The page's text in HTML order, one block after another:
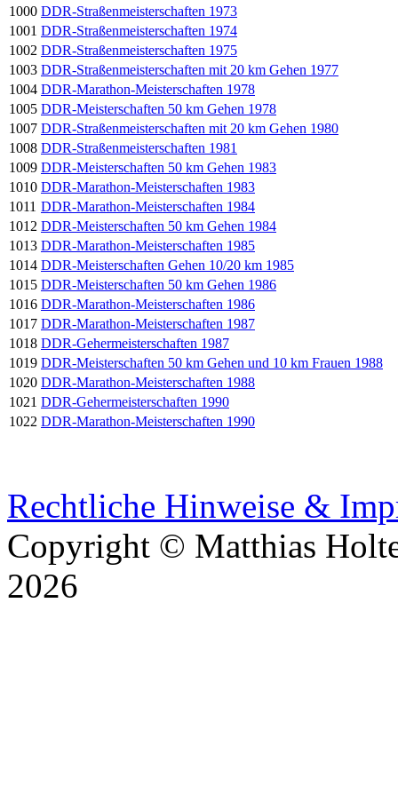
1000 DDR-Straßenmeisterschaften 1973
1001 DDR-Straßenmeisterschaften 1974
1002 DDR-Straßenmeisterschaften 1975
1003 DDR-Straßenmeisterschaften mit 20 km Gehen 1977
1004 DDR-Marathon-Meisterschaften 1978
1005 DDR-Meisterschaften 50 km Gehen 1978
1007 DDR-Straßenmeisterschaften mit 20 km Gehen 1980
1008 DDR-Straßenmeisterschaften 1981
1009 DDR-Meisterschaften 50 km Gehen 1983
1010 DDR-Marathon-Meisterschaften 1983
1011 DDR-Marathon-Meisterschaften 1984
1012 DDR-Meisterschaften 50 km Gehen 1984
1013 DDR-Marathon-Meisterschaften 1985
1014 DDR-Meisterschaften Gehen 10/20 km 1985
1015 DDR-Meisterschaften 50 km Gehen 1986
1016 DDR-Marathon-Meisterschaften 1986
1017 DDR-Marathon-Meisterschaften 1987
1018 DDR-Gehermeisterschaften 1987
1019 DDR-Meisterschaften 50 km Gehen und 10 km Frauen 1988
1020 DDR-Marathon-Meisterschaften 1988
1021 DDR-Gehermeisterschaften 1990
1022 DDR-Marathon-Meisterschaften 1990
Rechtliche Hinweise &
Copyright © Matthias
2026